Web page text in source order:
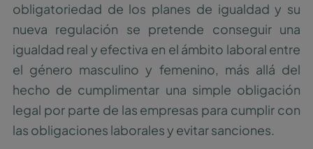
obligatoriedad de los planes de igualdad y su
nueva regulación se pretende conseguir una
igualdad real y efectiva en el ámbito laboral entre
el género masculino y femenino, más allá del
hecho de cumplimentar una simple obligación
legal por parte de las empresas para cumplir con
las obligaciones laborales y evitar sanciones.